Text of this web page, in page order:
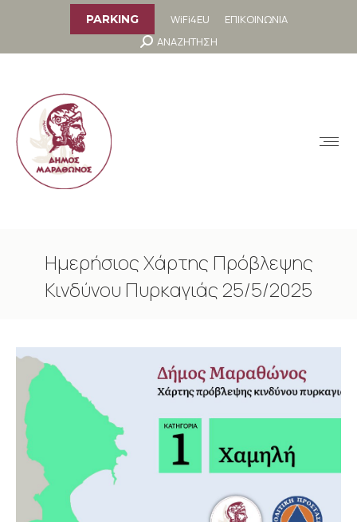
PARKING WiFi4EU
ΕΠΙΚΟΙΝΩΝΙΑ
Search:
ΑΝΑΖΗΤΗΣΗ
Ημερήσιος Χάρτης Πρόβλεψης
Κινδύνου Πυρκαγιάς 25/5/2025